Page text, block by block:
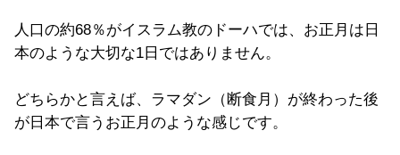
人口の約68％がイスラム教のドーハでは、お正月は日
本のような大切な1日ではありません。
どちらかと言えば、ラマダン（断食月）が終わった後
が日本で言うお正月のような感じです。